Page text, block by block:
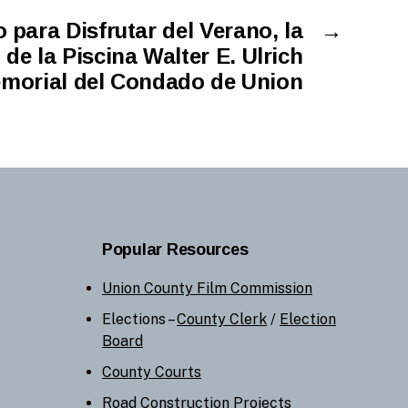
→
para Disfrutar del Verano, la
la Piscina Walter E. Ulrich
del Condado de Union
Popular Resources
Union County Film Commission
Elections –County Clerk / Election
Board
County Courts
Road Construction Projects